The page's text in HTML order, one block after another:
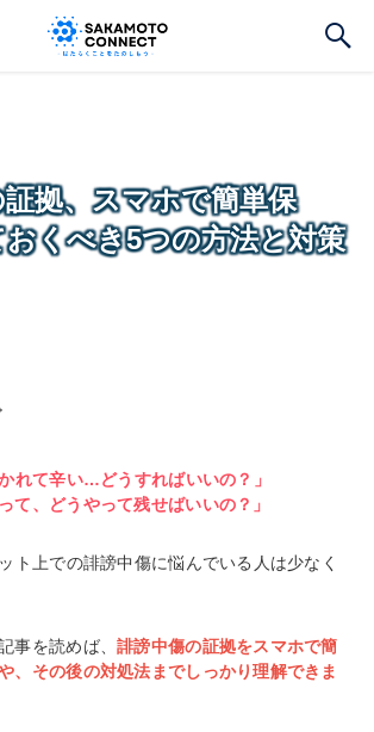
拠、スマホで簡単保
くべき5つの方法と対策
れて辛い…どうすればいいの？」
て、どうやって残せばいいの？」
ト上での誹謗中傷に悩んでいる人は少なく
事を読めば、誹謗中傷の証拠をスマホで簡
、その後の対処法までしっかり理解できま